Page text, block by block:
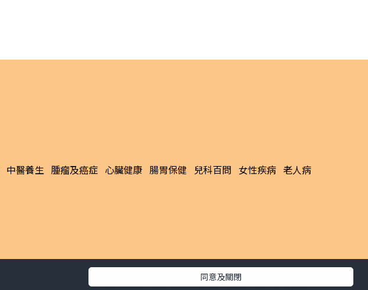
中醫養生 腫瘤及癌症 心臟健康 腸胃保健 兒科百問 女性疾病 老人病
同意及關閉